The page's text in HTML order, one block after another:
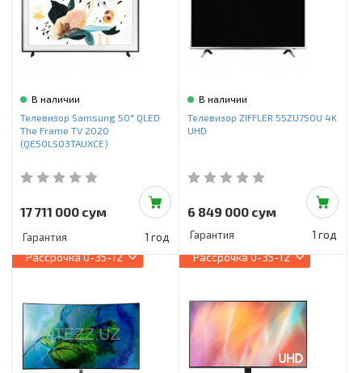
В наличии
Телевизор Samsung 50" QLED
The Frame TV 2020
(QE50LS03TAUXCE)
17 711 000 сум
Гарантия 1 год
В наличии
Телевизор ZIFFLER 55ZU750U 4K
UHD
6 849 000 сум
Гарантия 1 год
Рассрочка0-35-12 Рассрочка0-35-12